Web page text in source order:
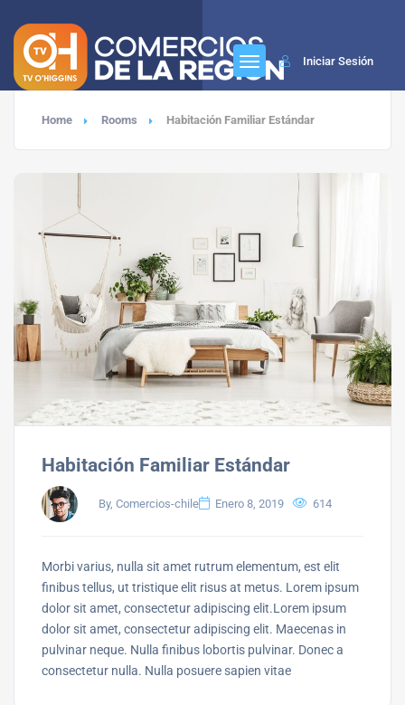
Iniciar Sesión
Home Rooms Habitación Familiar Estándar
Habitación Familiar Estándar
By, Comercios-chile Enero 8, 2019 614
Morbi varius, nulla sit amet rutrum elementum, est elit
finibus tellus, ut tristique elit risus at metus. Lorem ipsum
dolor sit amet, consectetur adipiscing elit.Lorem ipsum
dolor sit amet, consectetur adipiscing elit. Maecenas in
pulvinar neque. Nulla finibus lobortis pulvinar. Donec a
consectetur nulla. Nulla posuere sapien vitae